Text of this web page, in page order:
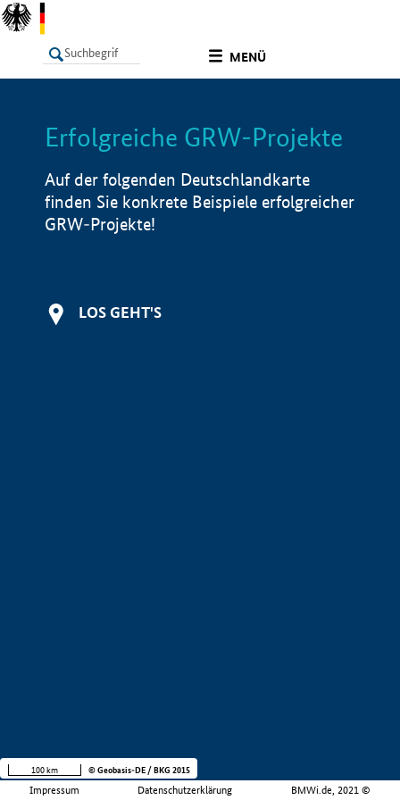
MENÜ
LISTE Info
Erfolgreiche GRW-Projekte
Auf der folgenden Deutschlandkarte
finden Sie konkrete Beispiele erfolgreicher
GRW-Projekte!
LOS GEHT'S
Impressum Datenschutzerklärung BMWi.de, 2021 ©
100 km © Geobasis-DE / BKG 2015